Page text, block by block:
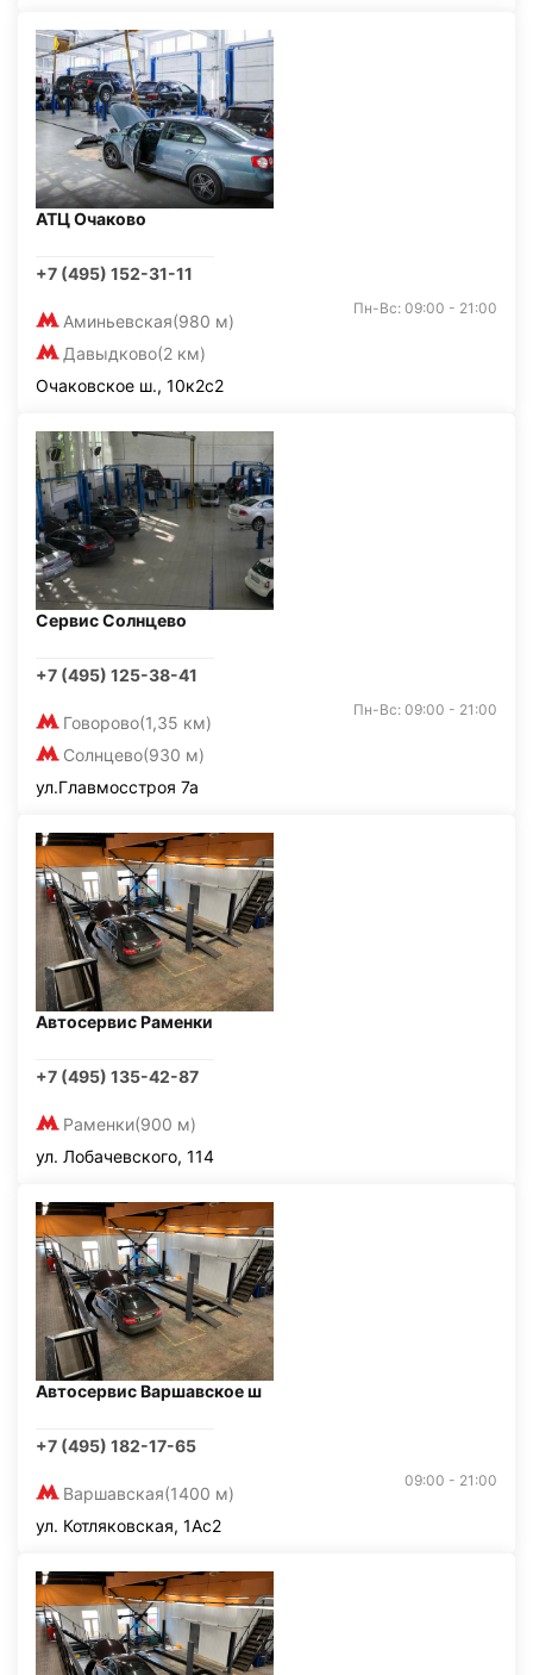
АТЦ Очаково
+7 (495) 152-31-11
Аминьевская(980 м)
Давыдково(2 км)
Пн-Вс: 09:00 - 21:00
Очаковское ш., 10к2с2
Сервис Солнцево
+7 (495) 125-38-41
Говорово(1,35 км)
Солнцево(930 м)
Пн-Вс: 09:00 - 21:00
ул.Главмосстроя 7а
Автосервис Раменки
+7 (495) 135-42-87
Раменки(900 м)
ул. Лобачевского, 114
Автосервис Варшавское ш
+7 (495) 182-17-65
Варшавская(1400 м)
09:00 - 21:00
ул. Котляковская, 1Ас2